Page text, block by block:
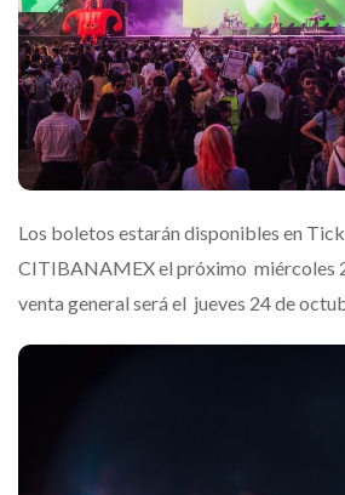
Los boletos estarán disponibles en
CITIBANAMEX el próximo miércoles
venta general será el jueves 24 de